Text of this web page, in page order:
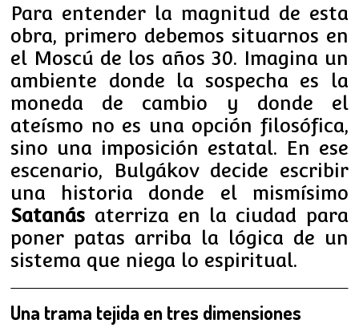
Para entender la magnitud de esta
obra, primero debemos situarnos en
el Moscú de los años 30. Imagina un
ambiente donde la sospecha es la
moneda de cambio y donde el
ateísmo no es una opción filosófica,
sino una imposición estatal. En ese
escenario, Bulgákov decide escribir
una historia donde el mismísimo
Satanás aterriza en la ciudad para
poner patas arriba la lógica de un
sistema que niega lo espiritual.
Una trama tejida en tres dimensiones